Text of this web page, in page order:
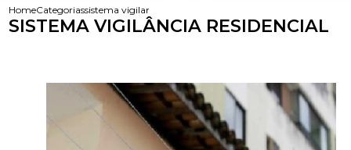
HomeCategoriassistema vigilancia residencial
SISTEMA VIGILÂNCIA RESIDENCIAL